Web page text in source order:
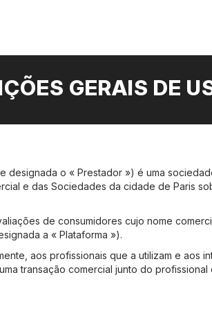
GERAIS DE
designada o « Prestador ») é uma
e das Sociedades da cidade de Paris
de consumidores cujo nome
a « Plataforma »).
aos profissionais que a utilizam e aos
transação comercial junto do profissional